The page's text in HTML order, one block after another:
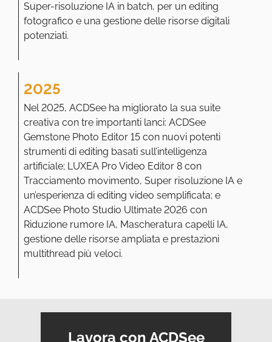
Super-risoluzione IA in batch, per un editing
fotografico e una gestione delle risorse digitali
potenziati.
2025
Nel 2025, ACDSee ha migliorato la sua suite
creativa con tre importanti lanci: ACDSee
Gemstone Photo Editor 15 con nuovi potenti
strumenti di editing basati sull’intelligenza
artificiale; LUXEA Pro Video Editor 8 con
Tracciamento movimento, Super risoluzione IA e
un’esperienza di editing video semplificata; e
ACDSee Photo Studio Ultimate 2026 con
Riduzione rumore IA, Mascheratura capelli IA,
gestione delle risorse ampliata e prestazioni
multithread più veloci.
Lavora con ACDSee